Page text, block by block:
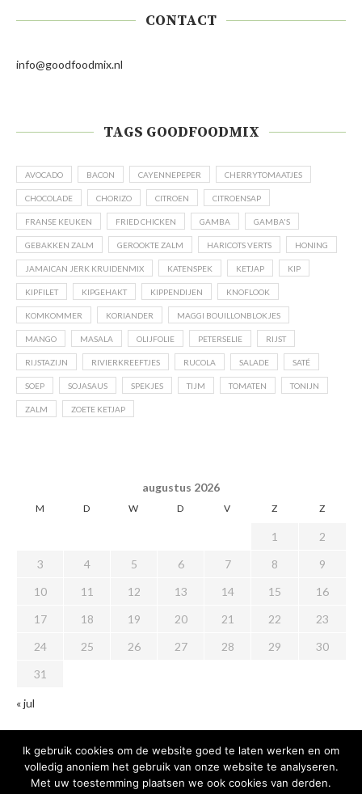
CONTACT
info@goodfoodmix.nl
TAGS GOODFOODMIX
AVOCADO BACON CAYENNEPEPER CHERRYTOMAATJES
CHOCOLADE CHORIZO CITROEN CITROENSAP
FRANSE KEUKEN FRIED CHICKEN GAMBA GAMBA'S
GEBAKKEN ZALM GEROOKTE ZALM HARICOTS VERTS HONING
JAMAICAN JERK KRUIDENMIX KATENSPEK KETJAP KIP
KIPFILET KIPGEHAKT KIPPENDIJEN KNOFLOOK
KOMKOMMER KORIANDER MAGGI BOUILLONBLOKJES
MANGO MASALA OLIJFOLIE PETERSELIE RIJST
RIJSTAZIJN RIVIERKREEFTJES RUCOLA SALADE SATÉ
SOEP SOJASAUS SPEKJES TIJM TOMATEN TONIJN
ZALM ZOETE KETJAP
augustus 2026
M D W D V Z Z
1
2
3
4 5 6 7 8
9
10
11 12 13 14 15
16
17
18 19 20 21 22
23
24
25 26 27 28 29
30
31
« jul
Ik gebruik cookies om de website goed te laten werken en om
volledig anoniem het gebruik van onze website te analyseren.
Met uw toestemming plaatsen we ook cookies van derden.